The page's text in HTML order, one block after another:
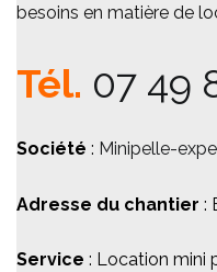
besoins en matière de
Tél. 07 49
Société : Minipelle-
Adresse du chantier :
Service : Location mini